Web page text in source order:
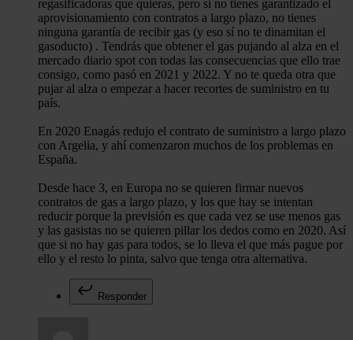
regasificadoras que quieras, pero si no tienes garantizado el
aprovisionamiento con contratos a largo plazo, no tienes
ninguna garantía de recibir gas (y eso sí no te dinamitan el
gasoducto) . Tendrás que obtener el gas pujando al alza en el
mercado diario spot con todas las consecuencias que ello trae
consigo, como pasó en 2021 y 2022. Y no te queda otra que
pujar al alza o empezar a hacer recortes de suministro en tu
país.
En 2020 Enagás redujo el contrato de suministro a largo plazo
con Argelia, y ahí comenzaron muchos de los problemas en
España.
Desde hace 3, en Europa no se quieren firmar nuevos
contratos de gas a largo plazo, y los que hay se intentan
reducir porque la previsión es que cada vez se use menos gas
y las gasistas no se quieren pillar los dedos como en 2020. Así
que si no hay gas para todos, se lo lleva el que más pague por
ello y el resto lo pinta, salvo que tenga otra alternativa.
Responder